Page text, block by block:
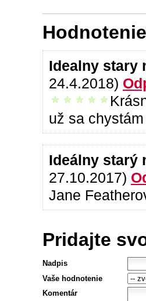
Idealny stary
24.4.2018)
vrelo odporúčam
už sa
Ideálny starý
27.10.2017)
Jane
Pridajte
Nadpis
Vaše hodnotenie
Komentár